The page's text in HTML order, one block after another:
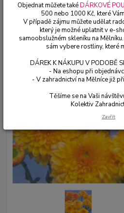
Objednat můžete takéDÁRKOVÉ
500 nebo 1000 Kč, které
V případě zájmu můžete udělat
který je možné uplatnit v e-
samoobslužném skleníku na
sám vybere rostliny, které
DÁREK K NÁKUPU V PODOBĚ
- Na eshopu při
- V zahradnictví na Mělníce již
Těšíme se na Vaši
Kolektiv
Zavřít